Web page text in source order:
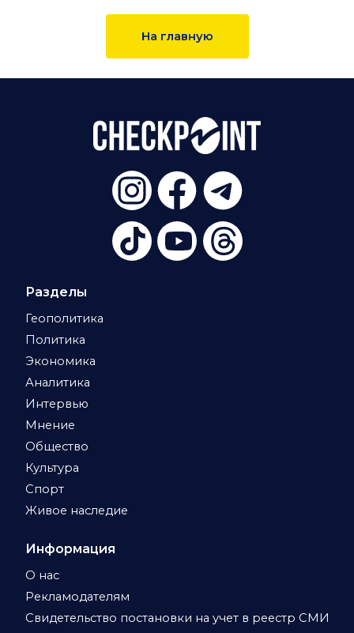
На главную
Разделы
Геополитика
Политика
Экономика
Аналитика
Интервью
Мнение
Общество
Культура
Спорт
Живое наследие
Информация
О нас
Рекламодателям
Свидетельство постановки на учет в реестр СМИ